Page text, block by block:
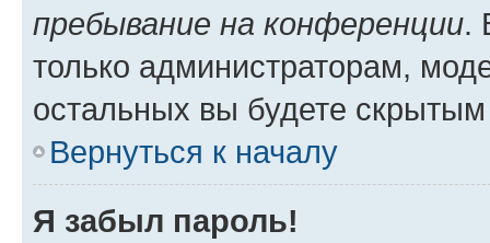
пребывание на конференции.
только администраторам,
остальных вы будете
Вернуться к началу
Я забыл пароль!